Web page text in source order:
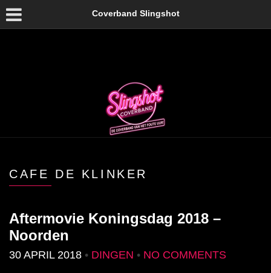
Coverband Slingshot
CAFE DE KLINKER
Aftermovie Koningsdag 2018 –
Noorden
30 APRIL 2018 • DINGEN • NO COMMENTS